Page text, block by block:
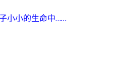
小小的生命中……